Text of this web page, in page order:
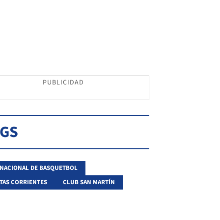
PUBLICIDAD
DE BASQUETBOL
CORRIENTES
CLUB SAN MARTÍN